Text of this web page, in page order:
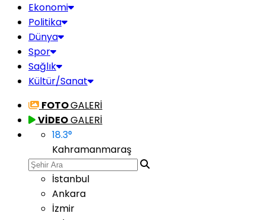
Ekonomi
Politika
Dünya
Spor
Sağlık
Kültür/Sanat
FOTOGALERİ
VİDEOGALERİ
18.3°
Kahramanmaraş
İstanbul
Ankara
İzmir